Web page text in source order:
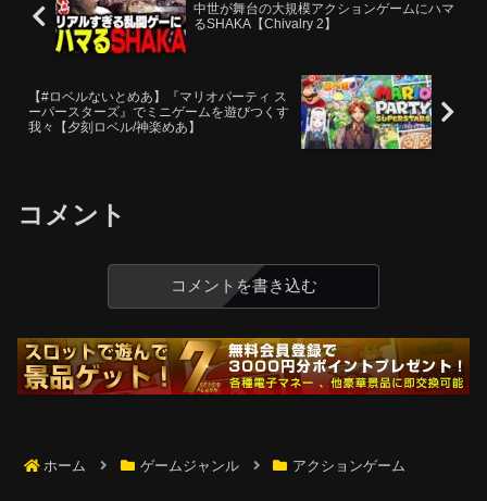
中世が舞台の大規模アクションゲームにハマ
るSHAKA【Chivalry 2】
【#ロベルないとめあ】『マリオパーティ ス
ーパースターズ』でミニゲームを遊びつくす
我々【夕刻ロベル/神楽めあ】
コメント
コメントを書き込む
ホーム ゲームジャンル アクションゲーム